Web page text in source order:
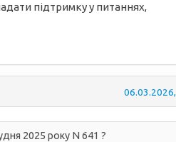
підтримку у питаннях,
2025 року N 641 ?